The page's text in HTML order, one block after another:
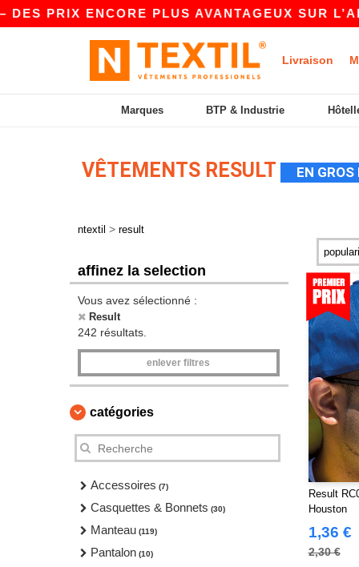
PLUS AVANTAGEUX SUR L’APP ! |
Livraison
Marques BTP & Industrie
VÊTEMENTS RESULT EN
ntextil > result
affinez la selection
Vous avez sélectionné :
Result
242 résultats.
enlever filtres
catégories
Accessoires (7)
Casquettes & Bonnets (30)
Manteau (119)
Pantalon (10)
Result
Houston
1,36 €
2,30 €